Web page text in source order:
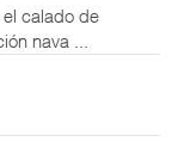
calado de
nava ...